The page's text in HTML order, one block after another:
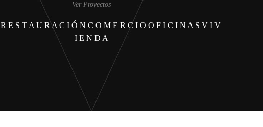
Ver Proyectos
R E S T A U R A C I Ó N C O M E R C I O O F I C I N A S V I V
I E N D A